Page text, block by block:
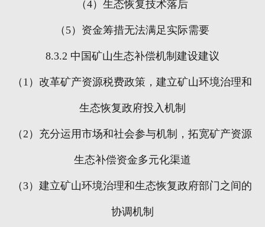
（4）生态恢复技术落后
（ 5）资金筹措无法满足实际需要
8.3.2 中国矿山生态补偿机制建设建议
（ 1 ）改革矿产资源税费政策，建立矿山环境治理和
生态恢复政府投入机制
（ 2 ）充分运用市场和社会参与机制，拓宽矿产资源
生态补偿资金多元化渠道
（3）建立矿山环境治理和生态恢复政府部门之间的
协调机制